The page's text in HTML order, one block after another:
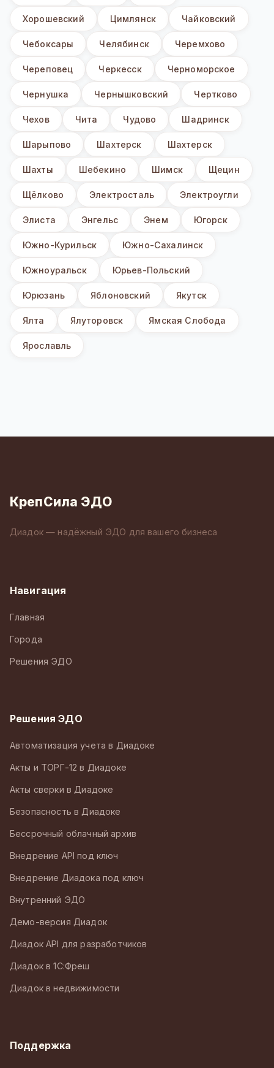
Хорошевский Цимлянск Чайковский
Чебоксары Челябинск Черемхово
Череповец Черкесск Черноморское
Чернушка Чернышковский Чертково
Чехов Чита Чудово Шадринск
Шарыпово Шахтерск Шахтерск
Шахты Шебекино Шимск Щецин
Щёлково Электросталь Электроугли
Элиста Энгельс Энем Югорск
Южно-Курильск Южно-Сахалинск
Южноуральск Юрьев-Польский
Юрюзань Яблоновский Якутск
Ялта Ялуторовск Ямская Слобода
Ярославль
КрепСила ЭДО
Диадок — надёжный ЭДО для вашего бизнеса
Навигация
Главная
Города
Решения ЭДО
Решения ЭДО
Автоматизация учета в Диадоке
Акты и ТОРГ-12 в Диадоке
Акты сверки в Диадоке
Безопасность в Диадоке
Бессрочный облачный архив
Внедрение API под ключ
Внедрение Диадока под ключ
Внутренний ЭДО
Демо-версия Диадок
Диадок API для разработчиков
Диадок в 1С:Фреш
Диадок в недвижимости
Поддержка